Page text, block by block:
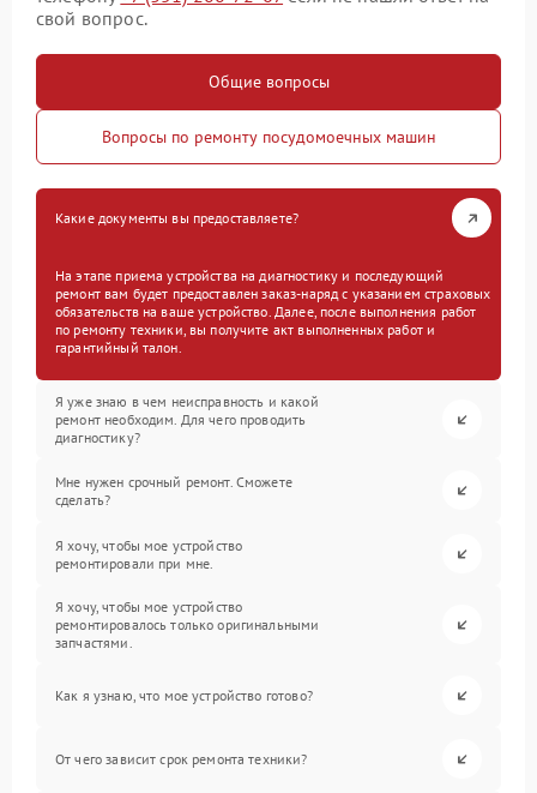
свой вопрос.
Общие вопросы
Вопросы по ремонту посудомоечных машин
Какие документы вы предоставляете?
На этапе приема устройства на диагностику и последующий
ремонт вам будет предоставлен заказ-наряд с указанием страховых
обязательств на ваше устройство. Далее, после выполнения работ
по ремонту техники, вы получите акт выполненных работ и
гарантийный талон.
Я уже знаю в чем неисправность и какой
ремонт необходим. Для чего проводить
диагностику?
Мне нужен срочный ремонт. Сможете
сделать?
Я хочу, чтобы мое устройство
ремонтировали при мне.
Я хочу, чтобы мое устройство
ремонтировалось только оригинальными
запчастями.
Как я узнаю, что мое устройство готово?
От чего зависит срок ремонта техники?